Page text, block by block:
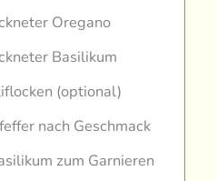
Oregano
Basilikum
(optional)
nach Geschmack
zum Garnieren